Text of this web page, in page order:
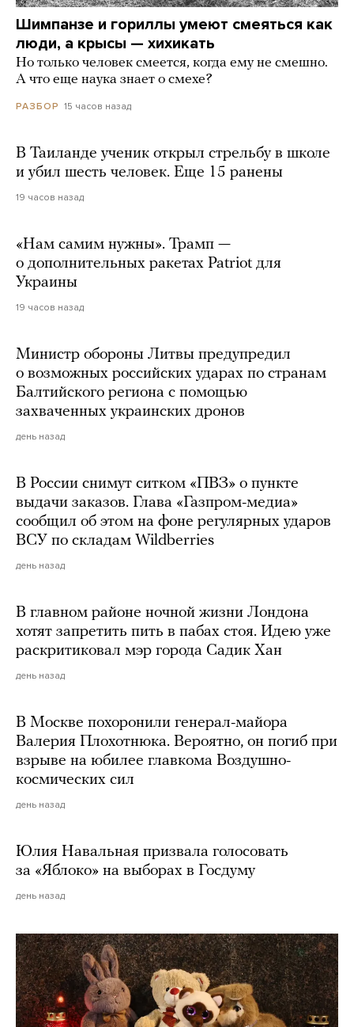
Шимпанзе и гориллы умеют смеяться как
люди, а крысы — хихикать
Но только человек смеется, когда ему не смешно.
А что еще наука знает о смехе?
РАЗБОР 15 часов назад
В Таиланде ученик открыл стрельбу в школе
и убил шесть человек. Еще 15 ранены
19 часов назад
«Нам самим нужны». Трамп —
о дополнительных ракетах Patriot для
Украины
19 часов назад
Министр обороны Литвы предупредил
о возможных российских ударах по странам
Балтийского региона с помощью
захваченных украинских дронов
день назад
В России снимут ситком «ПВЗ» о пункте
выдачи заказов. Глава «Газпром-медиа»
сообщил об этом на фоне регулярных ударов
ВСУ по складам Wildberries
день назад
В главном районе ночной жизни Лондона
хотят запретить пить в пабах стоя. Идею уже
раскритиковал мэр города Садик Хан
день назад
В Москве похоронили генерал-майора
Валерия Плохотнюка. Вероятно, он погиб при
взрыве на юбилее главкома Воздушно-
космических сил
день назад
Юлия Навальная призвала голосовать
за «Яблоко» на выборах в Госдуму
день назад